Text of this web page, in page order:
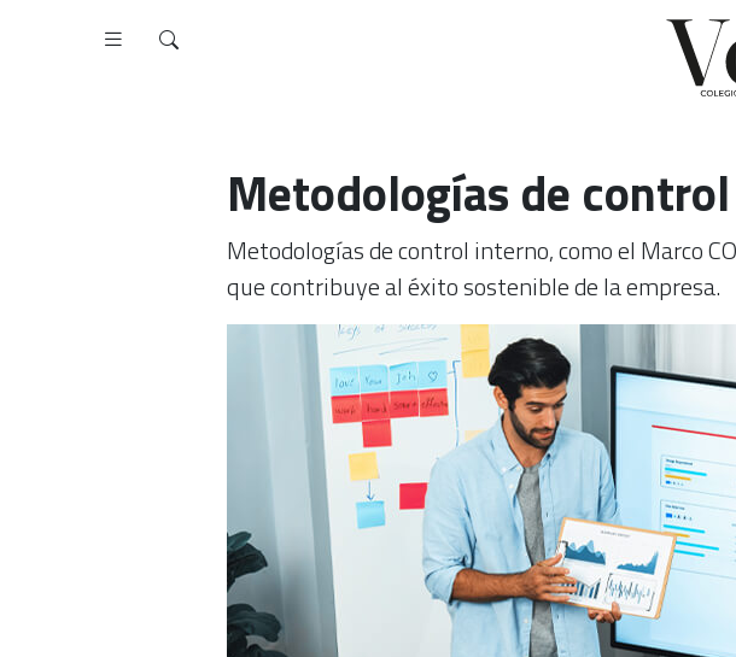
Metodologías de
Metodologías de control interno, como el Marco
que contribuye al éxito sostenible de la empresa.